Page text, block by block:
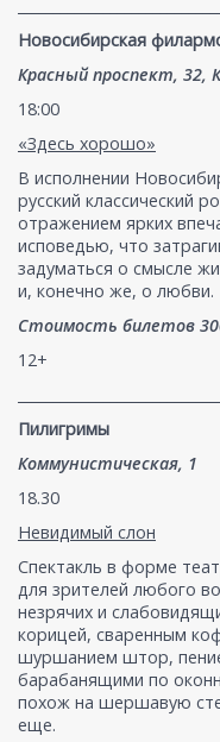
Новосибирская
Красный проспект, 32,
18:00
«Здесь хорошо»
В исполнении
русский классический
отражением ярких
исповедью, что
задуматься о смысле
и, конечно же, о любви.
Стоимость билетов
12+
Пилигримы
Коммунистическая, 1
18.30
Невидимый слон
Спектакль в форме
для зрителей любого
незрячих и
корицей, сваренным
шуршанием штор,
барабанящими по
похож на шершавую
еще.